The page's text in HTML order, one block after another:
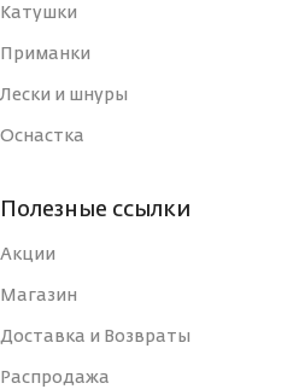
МАТЕРИАЛ
КОЛИЧЕСТВО КОЛЕЦ
КОЛИЧЕСТВО СЕКЦИЙ
Катушки
Приманки
Лески и шнуры
Оснастка
Полезные ссылки
Акции
Магазин
Доставка и Возвраты
Распродажа